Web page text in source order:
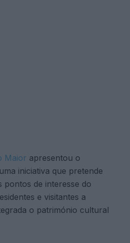
Maior apresentou o
iniciativa que pretende
pontos de interesse do
e visitantes a
o património cultural